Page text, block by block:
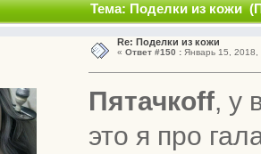
Тема: Поделки из кожи
Re: Поделки из кожи
« Ответ #150 :Январь 15, 2018,
Пятачкоff, у
это я про